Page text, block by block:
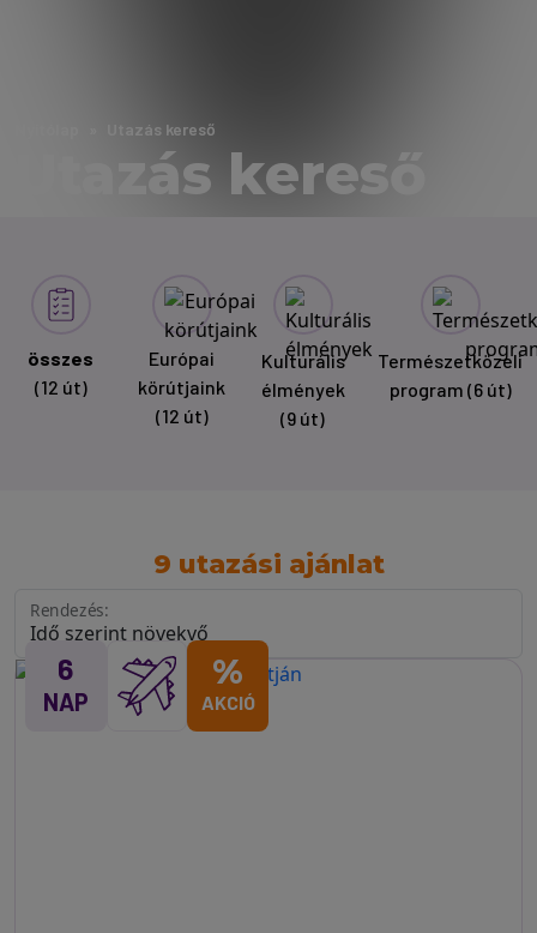
Utazás kereső
Utazás kereső
összes
(12 út)
Európai
körútjaink
(12 út)
Kulturális
élmények
(9 út)
Természetközeli
program (6 út)
9 utazási ajánlat
Rendezés:
6
NAP
%
AKCIÓ